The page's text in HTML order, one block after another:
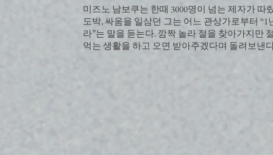
미즈노 남보쿠는 한때 3000명이 넘는 제자가
도박, 싸움을 일삼던 그는 어느 관상가로부터
라”는 말을 듣는다. 깜짝 놀라 절을 찾아가지만
먹는 생활을 하고 오면 받아주겠다며 돌려보낸